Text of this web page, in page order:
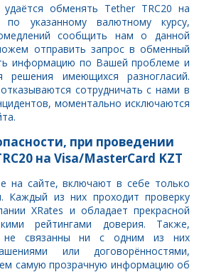
обменять Tether TRC20 на
по указанному валютному курсу,
сообщить нам о данной
отправить запрос в обменный
информацию по Вашей проблеме и
решения имеющихся разногласий.
сотрудничать с нами в
моментально исключаются
при проведении
на Visa/MasterCard KZT
на сайте, включают в себе только
Каждый из них проходит проверку
XRates и обладает прекрасной
рейтингами доверия. Также,
связанны ни с одним из них
или договорённостями,
самую прозрачную информацию об